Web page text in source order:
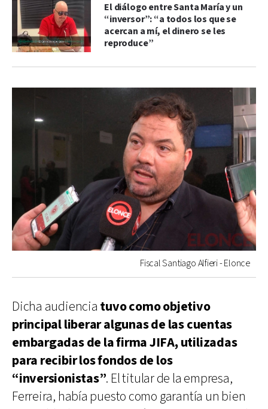
El diálogo entre Santa María y un
“inversor”: “a todos los que se
acercan a mí, el dinero se les
reproduce”
Fiscal Santiago Alfieri - Elonce
Dicha audiencia tuvo como objetivo
principal liberar algunas de las cuentas
embargadas de la firma JIFA, utilizadas
para recibir los fondos de los
“inversionistas”. El titular de la empresa,
Ferreira, había puesto como garantía un bien